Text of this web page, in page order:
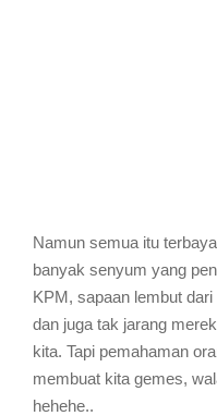
Namun semua itu
banyak senyum yang
KPM, sapaan lembut
dan juga tak jarang
kita. Tapi pemahaman
membuat kita gemes,
hehehe..